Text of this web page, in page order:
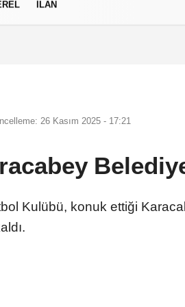
İLAN
26 Kasım 2025 - 17:21
Kulübü, konuk ettiği